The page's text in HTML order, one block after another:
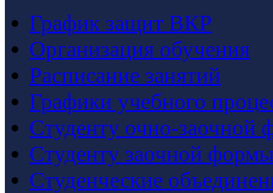
График защит ВКР
Организация обучения
Расписание занятий
Графики учебного
Студенту очно-заочной
Студенту заочной
Студенческие